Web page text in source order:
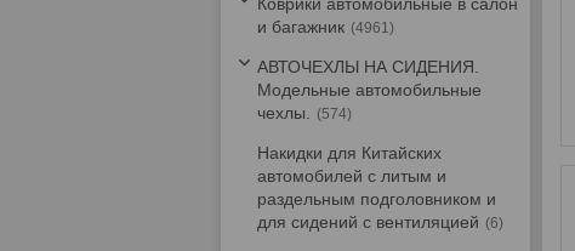
и багажник
4961
АВТОЧЕХЛЫ НА СИДЕНИЯ.
Модельные автомобильные
чехлы.
574
Накидки для Китайских
автомобилей с литым и
раздельным подголовником и
для сидений с вентиляцией
6